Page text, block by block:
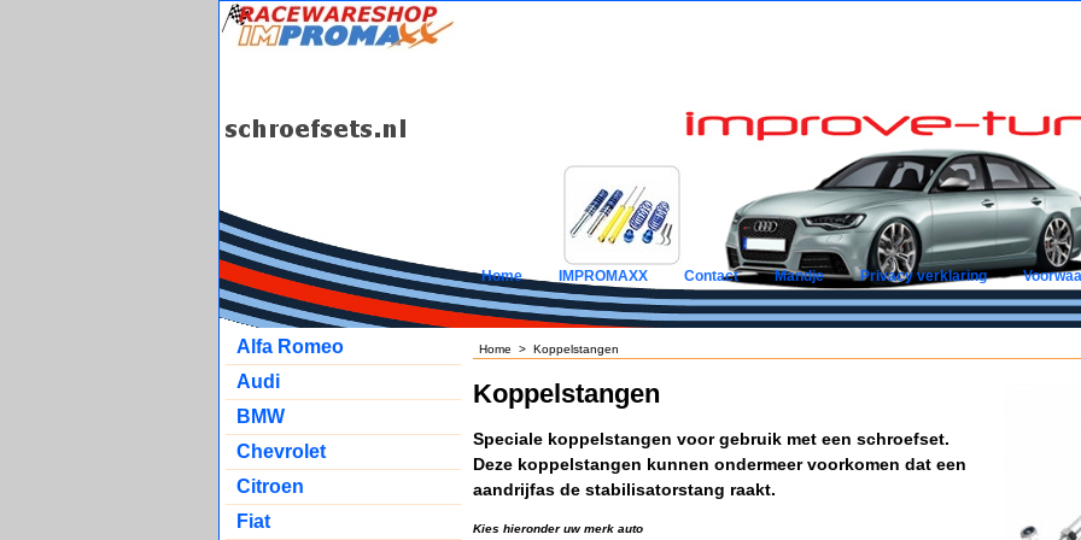
Home IMPROMAXX Contact Mandje Privacy verklaring
Alfa Romeo
Audi
BMW
Chevrolet
Citroen
Fiat
Home > Koppelstangen
Koppelstangen
Speciale koppelstangen voor gebruik met een schroefset.
Deze koppelstangen kunnen ondermeer voorkomen dat een
aandrijfas de stabilisatorstang raakt.
Kies hieronder uw merk auto